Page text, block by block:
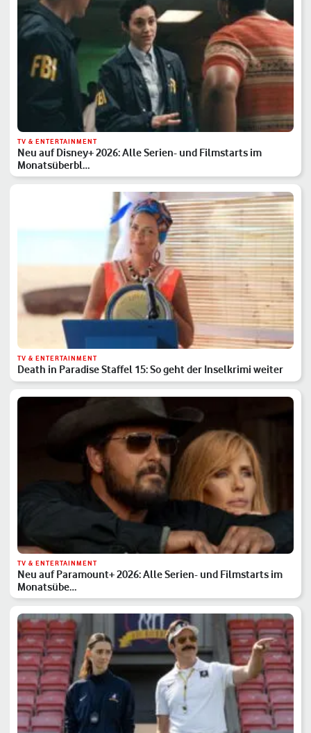
TV & ENTERTAINMENT
Neu auf Disney+ 2026: Alle Serien- und Filmstarts im
Monatsüberbl…
TV & ENTERTAINMENT
Death in Paradise Staffel 15: So geht der Inselkrimi weiter
TV & ENTERTAINMENT
Neu auf Paramount+ 2026: Alle Serien- und Filmstarts im
Monatsübe…